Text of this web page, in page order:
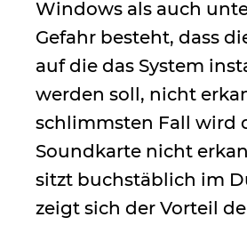
Windows als auch
Gefahr besteht, dass
auf die das System
werden soll, nicht
schlimmsten Fall wird
Soundkarte nicht
sitzt buchstäblich im
zeigt sich der Vorteil